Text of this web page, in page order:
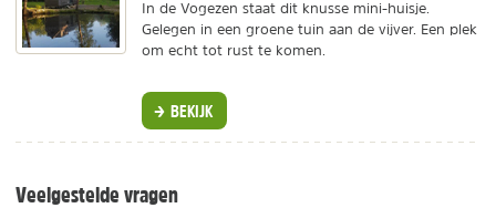
In de Vogezen staat dit knusse mini-huisje.
Gelegen in een groene tuin aan de vijver. Een plek
om echt tot rust te komen.
BEKIJK
Veelgestelde vragen